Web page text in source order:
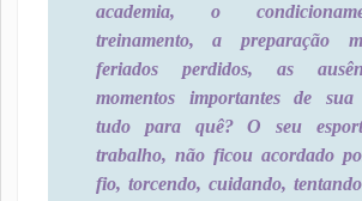
academia, o
treinamento, a preparação
feriados perdidos, as
momentos importantes de
tudo para quê? O seu
trabalho, não ficou acordado
fio, torcendo, cuidando,